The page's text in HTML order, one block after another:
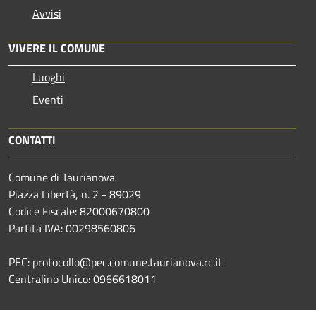
Avvisi
VIVERE IL COMUNE
Luoghi
Eventi
CONTATTI
Comune di Taurianova
Piazza Libertà, n. 2 - 89029
Codice Fiscale: 82000670800
Partita IVA: 00298560806
PEC: protocollo@pec.comune.taurianova.rc.it
Centralino Unico: 0966618011